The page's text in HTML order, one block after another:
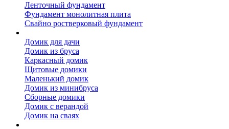
Ленточный фундамент
Фундамент монолитная плита
Свайно ростверковый фундамент
Домик для дачи
Домик из бруса
Каркасный домик
Щитовые домики
Маленький домик
Домик из минибруса
Сборные домики
Домик с верандой
Домик на сваях